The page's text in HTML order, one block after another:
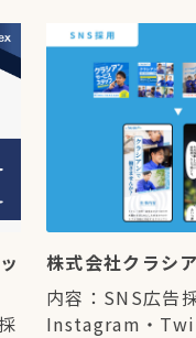
株式会社クラシ
内容：SNS広告
Instagram・Twi